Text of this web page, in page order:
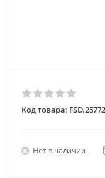
Код товара: FSD.25772
Нет в наличии